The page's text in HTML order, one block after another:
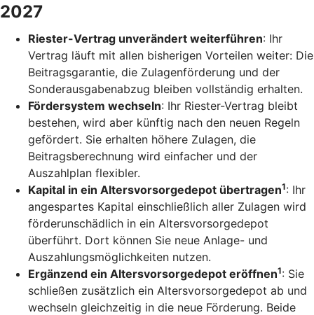
2027
Riester-Vertrag unverändert weiterführen: Ihr
Vertrag läuft mit allen bisherigen Vorteilen weiter: Die
Beitragsgarantie, die Zulagenförderung und der
Sonderausgabenabzug bleiben vollständig erhalten.
Fördersystem wechseln: Ihr Riester-Vertrag bleibt
bestehen, wird aber künftig nach den neuen Regeln
gefördert. Sie erhalten höhere Zulagen, die
Beitragsberechnung wird einfacher und der
Auszahlplan flexibler.
Kapital in ein Altersvorsorgedepot übertragen1: Ihr
angespartes Kapital einschließlich aller Zulagen wird
förderunschädlich in ein Altersvorsorgedepot
überführt. Dort können Sie neue Anlage- und
Auszahlungsmöglichkeiten nutzen.
Ergänzend ein Altersvorsorgedepot eröffnen1: Sie
schließen zusätzlich ein Altersvorsorgedepot ab und
wechseln gleichzeitig in die neue Förderung. Beide